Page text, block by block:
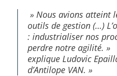
» Nous avions atteint
outils de gestion (…)
: industrialiser nos
perdre notre agilité. »
explique Ludovic
d’Antilope VAN. »